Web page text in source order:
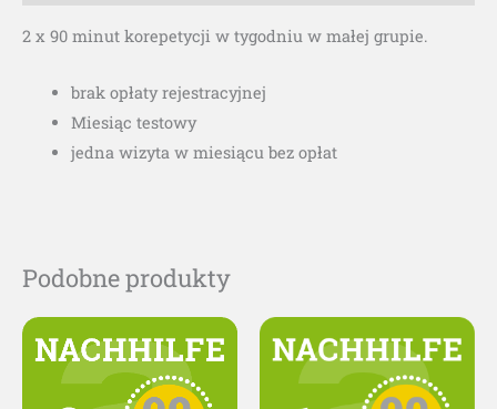
2 x 90 minut korepetycji w tygodniu w małej grupie.
brak opłaty rejestracyjnej
Miesiąc testowy
jedna wizyta w miesiącu bez opłat
Podobne produkty
produkt
ma
produkt
ma